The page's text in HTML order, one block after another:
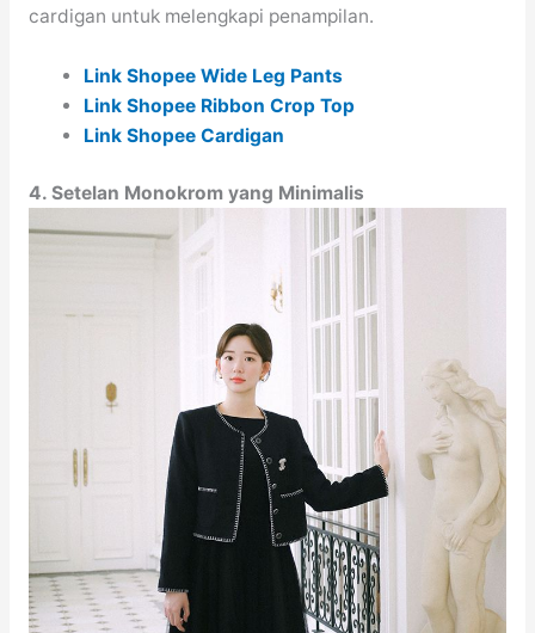
cardigan untuk melengkapi penampilan.
Link Shopee Wide Leg Pants
Link Shopee Ribbon Crop Top
Link Shopee Cardigan
4. Setelan Monokrom yang Minimalis